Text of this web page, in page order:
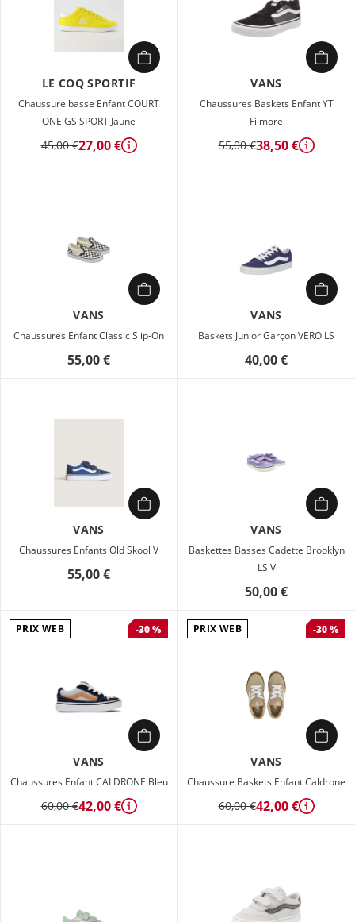
LE COQ SPORTIF
Chaussure basse Enfant COURT
ONE GS SPORT Jaune
45,00 €27,00 € Détails
VANS
Chaussures Baskets Enfant YT
Filmore
55,00 €38,50 € Détails
VANS
Chaussures Enfant Classic Slip-On
55,00 €
VANS
Baskets Junior Garçon VERO LS
40,00 €
VANS
Chaussures Enfants Old Skool V
55,00 €
VANS
Baskettes Basses Cadette Brooklyn
LS V
50,00 €
PRIX WEB -30 %
VANS
Chaussures Enfant CALDRONE Bleu
60,00 €42,00 € Détails
PRIX WEB -30 %
VANS
Chaussure Baskets Enfant Caldrone
60,00 €42,00 € Détails